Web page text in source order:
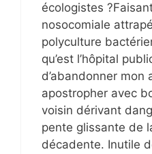
écologistes
nosocomiale
polyculture
qu’est l’hôpital
d’abandonner mon
apostropher avec
voisin dérivant
pente glissante de
décadente. Inutile